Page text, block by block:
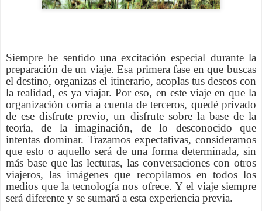
Siempre he sentido una excitación especial durante la
preparación de un viaje. Esa primera fase en que buscas
el destino, organizas el itinerario, acoplas tus deseos con
la realidad, es ya viajar. Por eso, en este viaje en que la
organización corría a cuenta de terceros, quedé privado
de ese disfrute previo, un disfrute sobre la base de la
teoría, de la imaginación, de lo desconocido que
intentas dominar. Trazamos expectativas, consideramos
que esto o aquello será de una forma determinada, sin
más base que las lecturas, las conversaciones con otros
viajeros, las imágenes que recopilamos en todos los
medios que la tecnología nos ofrece. Y el viaje siempre
será diferente y se sumará a esta experiencia previa.